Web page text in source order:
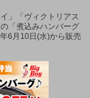
」「ヴィクトリアス
「煮込みハンバーグ
6月10日(水)から販売